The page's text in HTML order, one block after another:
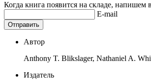
Когда книга появится на складе, напишем
E-mail
Отправить
Автор
Anthony T. Blikslager, Nathaniel A.
Издатель